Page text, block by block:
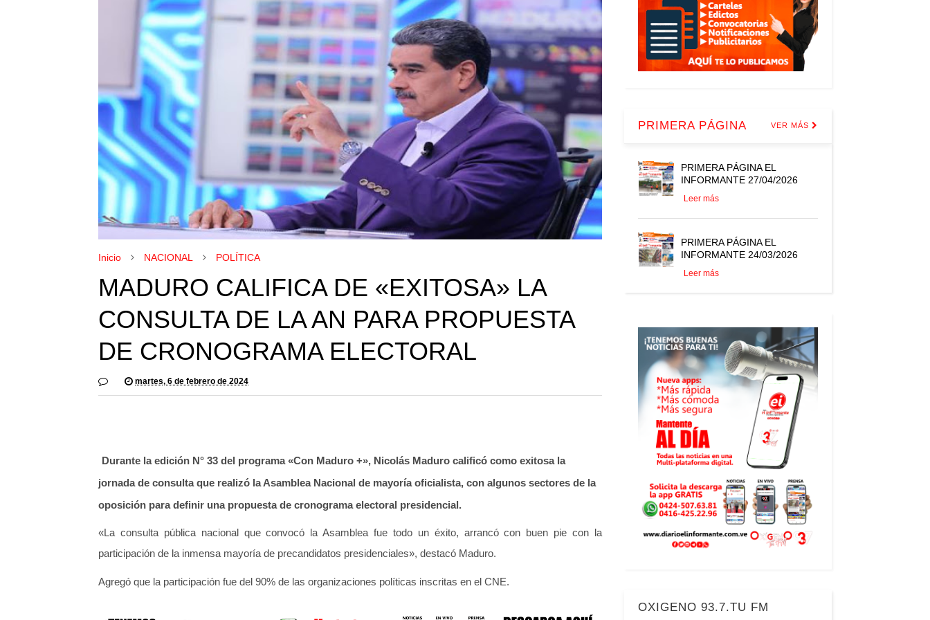
Inicio NACIONAL POLÍTICA
MADURO CALIFICA DE «EXITOSA» LA
CONSULTA DE LA AN PARA PROPUESTA
DE CRONOGRAMA ELECTORAL
martes, 6 de febrero de 2024
Durante la edición N° 33 del programa «Con Maduro +», Nicolás Maduro calificó como exitosa la
jornada de consulta que realizó la Asamblea Nacional de mayoría oficialista, con algunos sectores de la
oposición para definir una propuesta de cronograma electoral presidencial.
«La consulta pública nacional que convocó la Asamblea fue todo un éxito, arrancó con buen pie con la
participación de la inmensa mayoría de precandidatos presidenciales», destacó Maduro.
Agregó que la participación fue del 90% de las organizaciones políticas inscritas en el CNE.
PRIMERA PÁGINA VER MÁS
PRIMERA PÁGINA EL
INFORMANTE 27/04/2026
Leer más
PRIMERA PÁGINA EL
INFORMANTE 24/03/2026
Leer más
OXIGENO 93.7.TU FM